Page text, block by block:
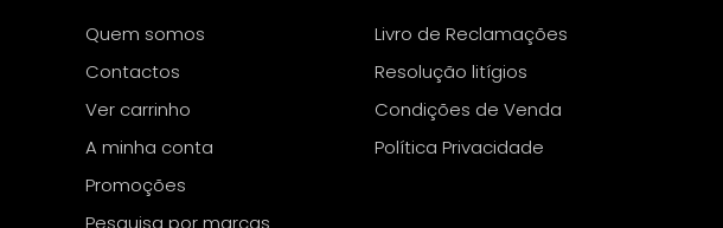
Quem somos
Contactos
Ver carrinho
A minha conta
Promoções
Pesquisa por marcas
Livro de Reclamações
Resolução litígios
Condições de Venda
Política Privacidade